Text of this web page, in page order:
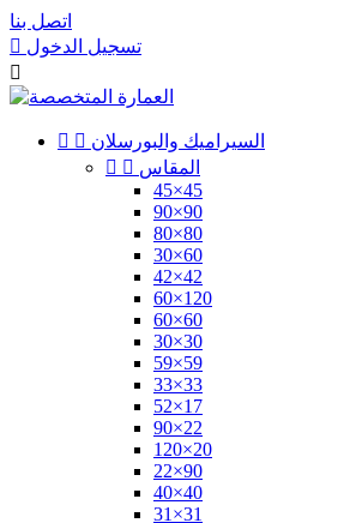
اتصل بنا
 تسجيل الدخول

  السيراميك والبورسلان
  المقاس
45×45
90×90
80×80
30×60
42×42
60×120
60×60
30×30
59×59
33×33
52×17
90×22
120×20
22×90
40×40
31×31